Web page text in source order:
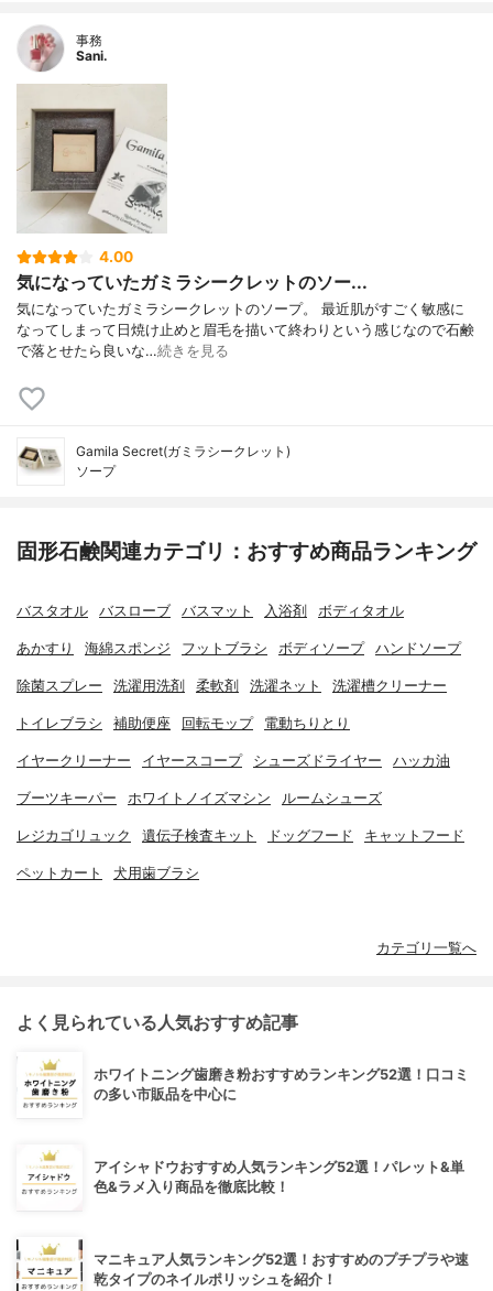
事務
Sani.
4.00
気になっていたガミラシークレットのソー...
気になっていたガミラシークレットのソープ。 最近肌がすごく敏感に
なってしまって日焼け止めと眉毛を描いて終わりという感じなので石鹸
で落とせたら良いな…続きを見る
Gamila Secret(ガミラシークレット)
ソープ
固形石鹸関連カテゴリ：おすすめ商品ランキング
バスタオル バスローブ バスマット 入浴剤 ボディタオル
あかすり 海綿スポンジ フットブラシ ボディソープ ハンドソープ
除菌スプレー 洗濯用洗剤 柔軟剤 洗濯ネット 洗濯槽クリーナー
トイレブラシ 補助便座 回転モップ 電動ちりとり
イヤークリーナー イヤースコープ シューズドライヤー ハッカ油
ブーツキーパー ホワイトノイズマシン ルームシューズ
レジカゴリュック 遺伝子検査キット ドッグフード キャットフード
ペットカート 犬用歯ブラシ
カテゴリ一覧へ
よく見られている人気おすすめ記事
ホワイトニング歯磨き粉おすすめランキング52選！口コミ
の多い市販品を中心に
アイシャドウおすすめ人気ランキング52選！パレット&単
色&ラメ入り商品を徹底比較！
マニキュア人気ランキング52選！おすすめのプチプラや速
乾タイプのネイルポリッシュを紹介！